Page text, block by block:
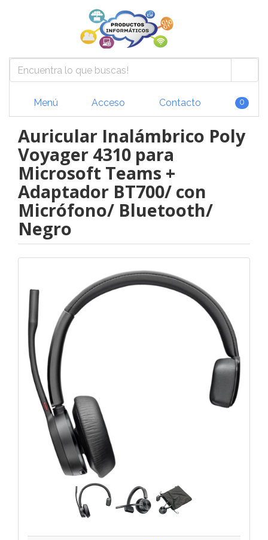
Menú Acceso Contacto 0
Auricular Inalámbrico Poly
Voyager 4310 para
Microsoft Teams +
Adaptador BT700/ con
Micrófono/ Bluetooth/
Negro